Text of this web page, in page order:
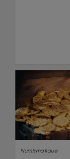
Numismatique